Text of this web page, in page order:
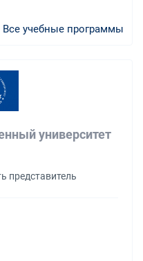
Все учебные программы
университет
представитель